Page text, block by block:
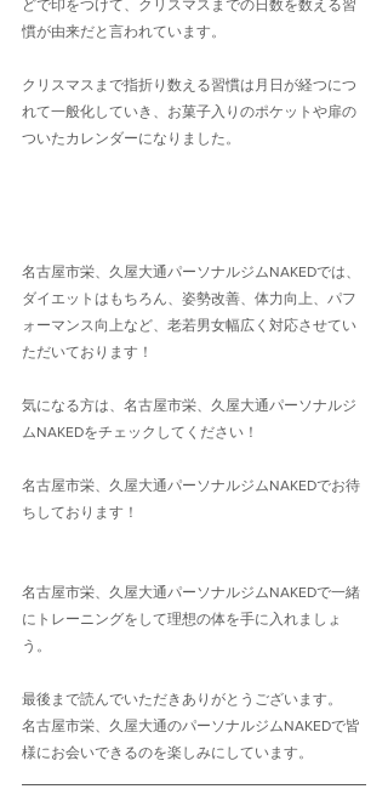
どで印をつけて、クリスマスまでの日数を数える習
慣が由来だと言われています。
クリスマスまで指折り数える習慣は月日が経つにつ
れて一般化していき、お菓子入りのポケットや扉の
ついたカレンダーになりました。
名古屋市栄、久屋大通パーソナルジムNAKEDでは、
ダイエットはもちろん、姿勢改善、体力向上、パフ
ォーマンス向上など、老若男女幅広く対応させてい
ただいております！
気になる方は、名古屋市栄、久屋大通パーソナルジ
ムNAKEDをチェックしてください！
名古屋市栄、久屋大通パーソナルジムNAKEDでお待
ちしております！
名古屋市栄、久屋大通パーソナルジムNAKEDで一緒
にトレーニングをして理想の体を手に入れましょ
う。
最後まで読んでいただきありがとうございます。
名古屋市栄、久屋大通のパーソナルジムNAKEDで皆
様にお会いできるのを楽しみにしています。